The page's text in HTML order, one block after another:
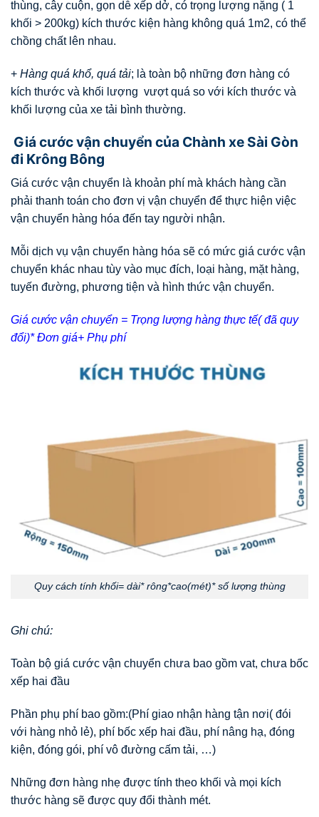
thùng, cây cuộn, gọn dễ xếp dở, có trọng lượng nặng ( 1
khối > 200kg) kích thước kiện hàng không quá 1m2, có thể
chồng chất lên nhau.
+ Hàng quá khổ, quá tải; là toàn bộ những đơn hàng có
kích thước và khối lượng vượt quá so với kích thước và
khối lượng của xe tải bình thường.
Giá cước vận chuyển của Chành xe Sài Gòn
đi Krông Bông
Giá cước vận chuyển là khoản phí mà khách hàng cần
phải thanh toán cho đơn vị vận chuyển để thực hiện việc
vận chuyển hàng hóa đến tay người nhận.
Mỗi dịch vụ vận chuyển hàng hóa sẽ có mức giá cước vận
chuyển khác nhau tùy vào mục đích, loại hàng, mặt hàng,
tuyến đường, phương tiện và hình thức vận chuyển.
Giá cước vận chuyển = Trọng lượng hàng thực tế( đã quy
đổi)* Đơn giá+ Phụ phí
Quy cách tính khối= dài* rông*cao(mét)* số lượng thùng
Ghi chú:
Toàn bộ giá cước vận chuyển chưa bao gồm vat, chưa bốc
xếp hai đầu
Phần phụ phí bao gồm:(Phí giao nhận hàng tận nơi( đói
với hàng nhỏ lẻ), phí bốc xếp hai đầu, phí nâng hạ, đóng
kiện, đóng gói, phí vô đường cấm tải, …)
Những đơn hàng nhẹ được tính theo khối và mọi kích
thước hàng sẽ được quy đổi thành mét.